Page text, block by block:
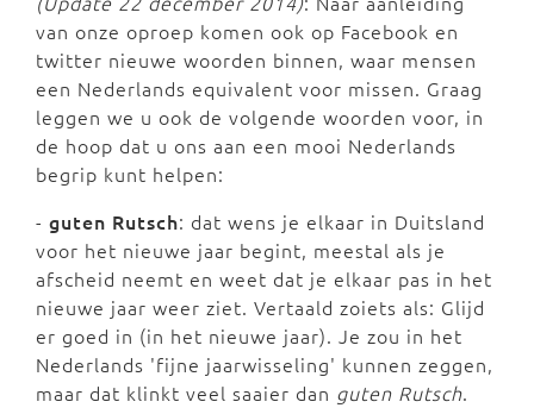
van onze oproep komen ook op Facebook en
twitter nieuwe woorden binnen, waar mensen
een Nederlands equivalent voor missen. Graag
leggen we u ook de volgende woorden voor, in
de hoop dat u ons aan een mooi Nederlands
begrip kunt helpen:
- guten Rutsch: dat wens je elkaar in Duitsland
voor het nieuwe jaar begint, meestal als je
afscheid neemt en weet dat je elkaar pas in het
nieuwe jaar weer ziet. Vertaald zoiets als: Glijd
er goed in (in het nieuwe jaar). Je zou in het
Nederlands 'fijne jaarwisseling' kunnen zeggen,
maar dat klinkt veel saaier dan guten Rutsch.